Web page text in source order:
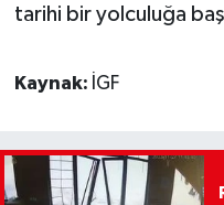
tarihi bir yolculuğa
Kaynak: İGF